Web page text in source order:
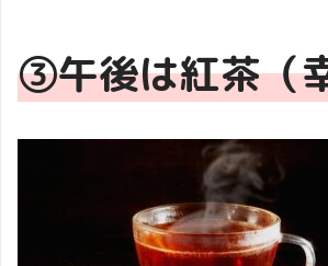
③午後は紅茶（